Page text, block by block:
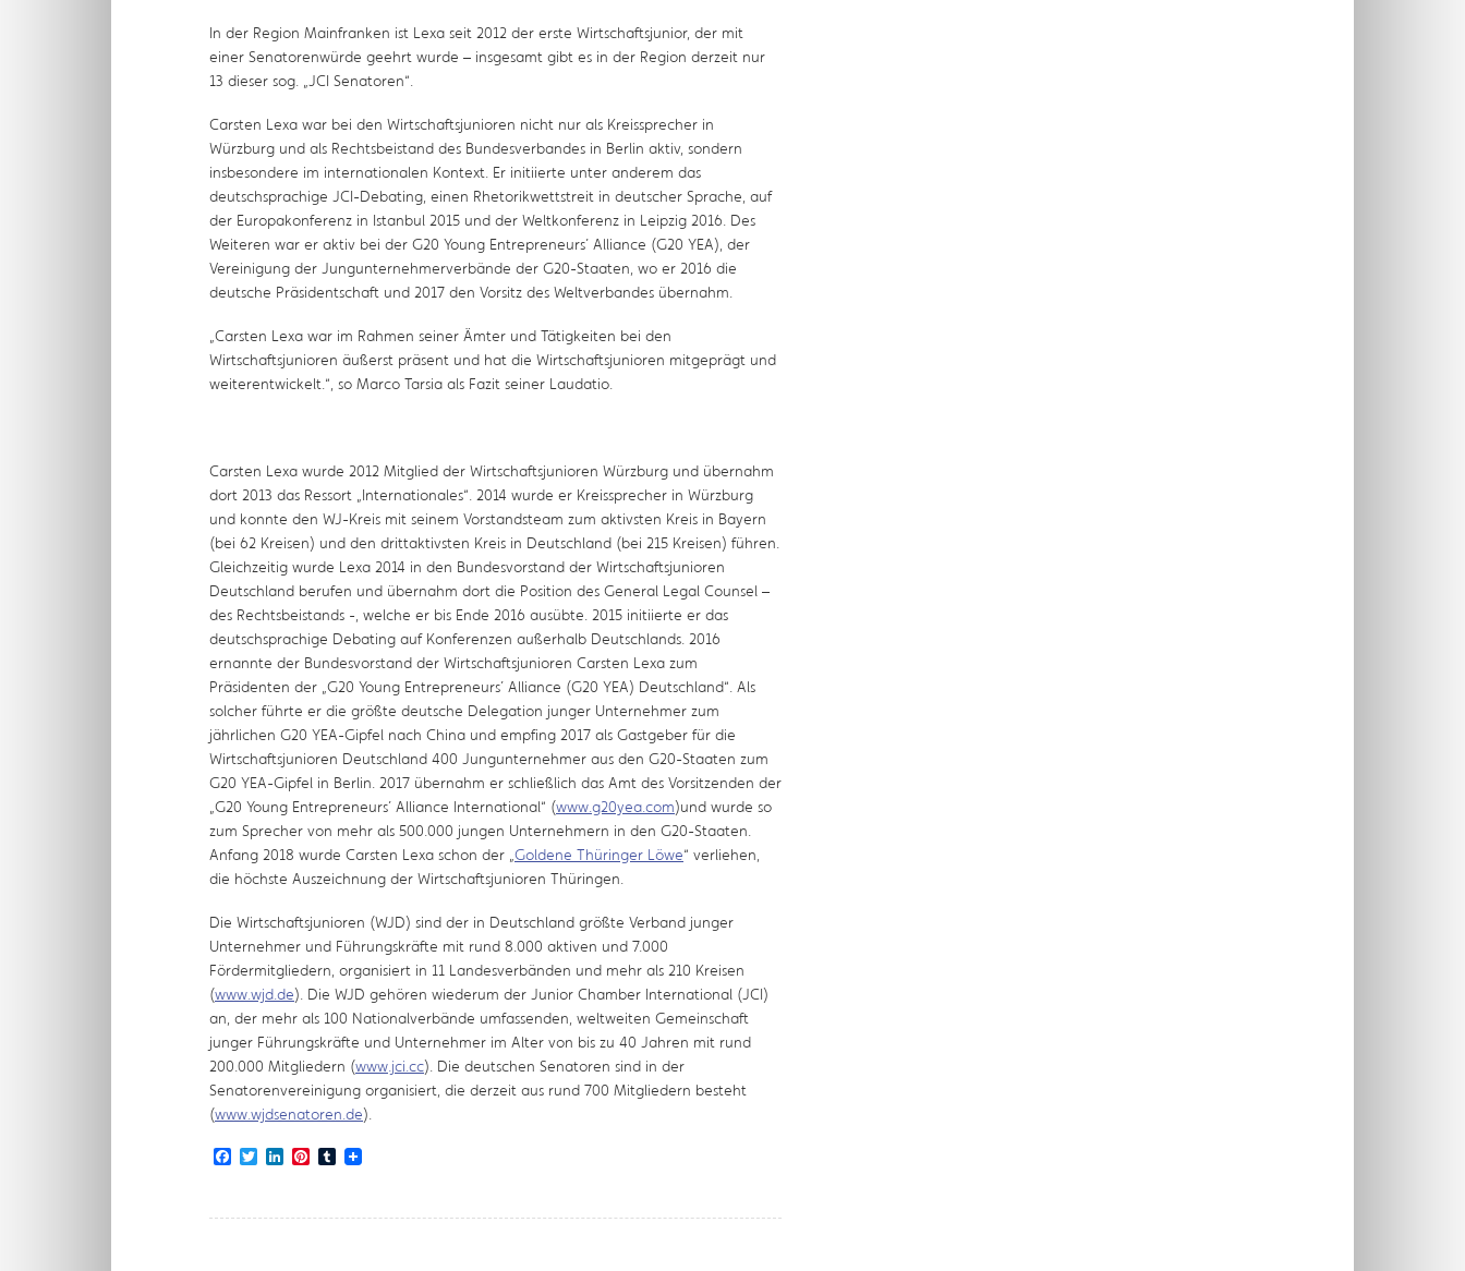
In der Region Mainfranken ist Lexa seit 2012 der erste Wirtschaftsjunior, der mit
einer Senatorenwürde geehrt wurde – insgesamt gibt es in der Region derzeit nur
13 dieser sog. „JCI Senatoren“.
Carsten Lexa war bei den Wirtschaftsjunioren nicht nur als Kreissprecher in
Würzburg und als Rechtsbeistand des Bundesverbandes in Berlin aktiv, sondern
insbesondere im internationalen Kontext. Er initiierte unter anderem das
deutschsprachige JCI-Debating, einen Rhetorikwettstreit in deutscher Sprache, auf
der Europakonferenz in Istanbul 2015 und der Weltkonferenz in Leipzig 2016. Des
Weiteren war er aktiv bei der G20 Young Entrepreneurs´ Alliance (G20 YEA), der
Vereinigung der Jungunternehmerverbände der G20-Staaten, wo er 2016 die
deutsche Präsidentschaft und 2017 den Vorsitz des Weltverbandes übernahm.
„Carsten Lexa war im Rahmen seiner Ämter und Tätigkeiten bei den
Wirtschaftsjunioren äußerst präsent und hat die Wirtschaftsjunioren mitgeprägt und
weiterentwickelt.“, so Marco Tarsia als Fazit seiner Laudatio.
Carsten Lexa wurde 2012 Mitglied der Wirtschaftsjunioren Würzburg und übernahm
dort 2013 das Ressort „Internationales“. 2014 wurde er Kreissprecher in Würzburg
und konnte den WJ-Kreis mit seinem Vorstandsteam zum aktivsten Kreis in Bayern
(bei 62 Kreisen) und den drittaktivsten Kreis in Deutschland (bei 215 Kreisen) führen.
Gleichzeitig wurde Lexa 2014 in den Bundesvorstand der Wirtschaftsjunioren
Deutschland berufen und übernahm dort die Position des General Legal Counsel –
des Rechtsbeistands -, welche er bis Ende 2016 ausübte. 2015 initiierte er das
deutschsprachige Debating auf Konferenzen außerhalb Deutschlands. 2016
ernannte der Bundesvorstand der Wirtschaftsjunioren Carsten Lexa zum
Präsidenten der „G20 Young Entrepreneurs´ Alliance (G20 YEA) Deutschland“. Als
solcher führte er die größte deutsche Delegation junger Unternehmer zum
jährlichen G20 YEA-Gipfel nach China und empfing 2017 als Gastgeber für die
Wirtschaftsjunioren Deutschland 400 Jungunternehmer aus den G20-Staaten zum
G20 YEA-Gipfel in Berlin. 2017 übernahm er schließlich das Amt des Vorsitzenden der
„G20 Young Entrepreneurs´ Alliance International“ (www.g20yea.com)und wurde so
zum Sprecher von mehr als 500.000 jungen Unternehmern in den G20-Staaten.
Anfang 2018 wurde Carsten Lexa schon der „Goldene Thüringer Löwe“ verliehen,
die höchste Auszeichnung der Wirtschaftsjunioren Thüringen.
Die Wirtschaftsjunioren (WJD) sind der in Deutschland größte Verband junger
Unternehmer und Führungskräfte mit rund 8.000 aktiven und 7.000
Fördermitgliedern, organisiert in 11 Landesverbänden und mehr als 210 Kreisen
(www.wjd.de). Die WJD gehören wiederum der Junior Chamber International (JCI)
an, der mehr als 100 Nationalverbände umfassenden, weltweiten Gemeinschaft
junger Führungskräfte und Unternehmer im Alter von bis zu 40 Jahren mit rund
200.000 Mitgliedern (www.jci.cc). Die deutschen Senatoren sind in der
Senatorenvereinigung organisiert, die derzeit aus rund 700 Mitgliedern besteht
(www.wjdsenatoren.de).
Facebook
TwitterLinkedIn
Pinterest
Tumblr